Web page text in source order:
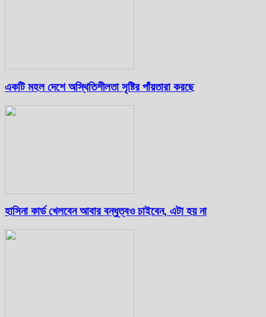
একটি মহল দেশে অস্থিতিশীলতা সৃষ্টির পাঁয়তারা করছে
হাসিনা কার্ড খেলবেন আবার বন্ধুত্বও চাইবেন, এটা হয় না